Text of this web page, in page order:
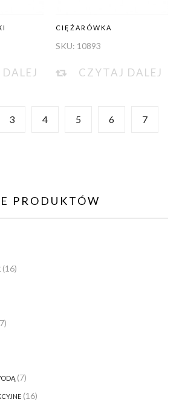
CIĘŻARÓWKA
SKU: 10893
CZYTAJ DALEJ
3 4 5 6 7
PRODUKTÓW
(16)
(7)
(16)